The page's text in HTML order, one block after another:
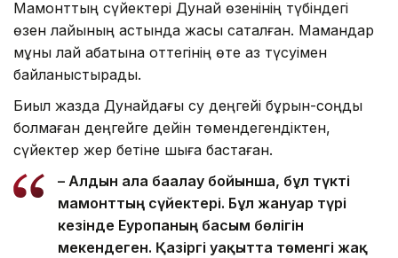
Мамонттың сүйектері Дунай өзенінің түбіндегі
өзен лайының астында жақсы сақталған. Мамандар
мұны лай қабатына оттегінің өте аз түсуімен
байланыстырады.
Биыл жазда Дунайдағы су деңгейі бұрын-соңды
болмаған деңгейге дейін төмендегендіктен,
сүйектер жер бетіне шыға бастаған.
– Алдын ала бағалау бойынша, бұл түкті
мамонттың сүйектері. Бұл жануар түрі
кезінде Еуропаның басым бөлігін
мекендеген. Қазіргі уақытта төменгі жақ